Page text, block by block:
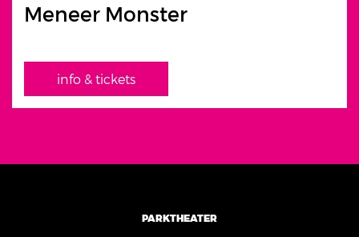
Meneer Monster
info & tickets
PARKTHEATER